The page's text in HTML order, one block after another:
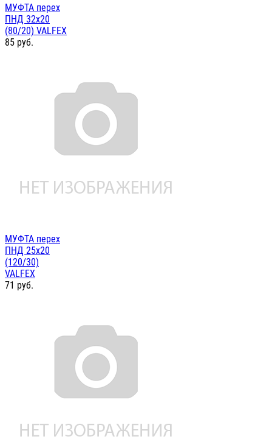
МУФТА перех
ПНД 32х20
(80/20) VALFEX
85 руб.
МУФТА перех
ПНД 25х20
(120/30)
VALFEX
71 руб.